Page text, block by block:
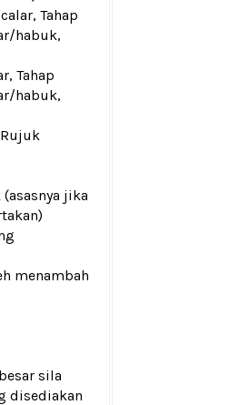
Tahap
habuk,
Tahap
habuk,
jika
menambah
sila
disediakan